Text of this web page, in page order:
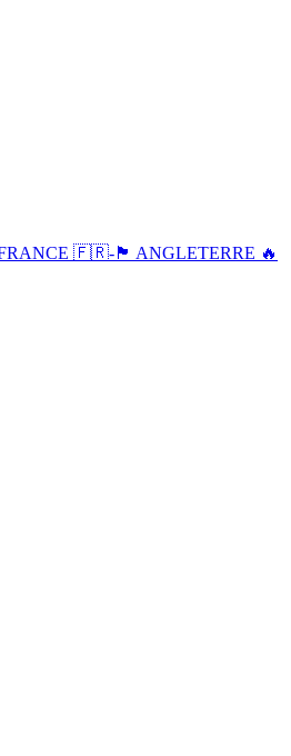
FRANCE 🇫🇷-🏴 ANGLETERRE 🔥